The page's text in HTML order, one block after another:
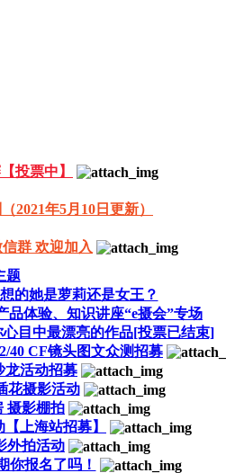
投票中】
2021年5月10日更新）
群 欢迎加入
题
的她是萝莉还是女王？
品体验、知识讲座“e摄会”专场
心目中最漂亮的作品[投票已结束]
40 CF镜头图文众测招募
龙活动招募
花摄影活动
摄影棚拍
上海站招募】
外拍活动
你报名了吗！